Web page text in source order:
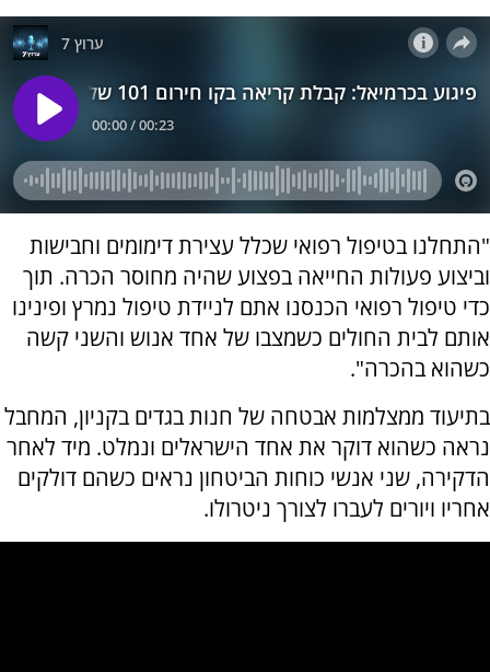
"התחלנו בטיפול רפואי שכלל עצירת דימומים וחבישות
וביצוע פעולות החייאה בפצוע שהיה מחוסר הכרה. תוך
כדי טיפול רפואי הכנסנו אתם לניידת טיפול נמרץ ופינינו
אותם לבית החולים כשמצבו של אחד אנוש והשני קשה
כשהוא בהכרה".
בתיעוד ממצלמות אבטחה של חנות בגדים בקניון, המחבל
נראה כשהוא דוקר את אחד הישראלים ונמלט. מיד לאחר
הדקירה, שני אנשי כוחות הביטחון נראים כשהם דולקים
אחריו ויורים לעברו לצורך ניטרולו.